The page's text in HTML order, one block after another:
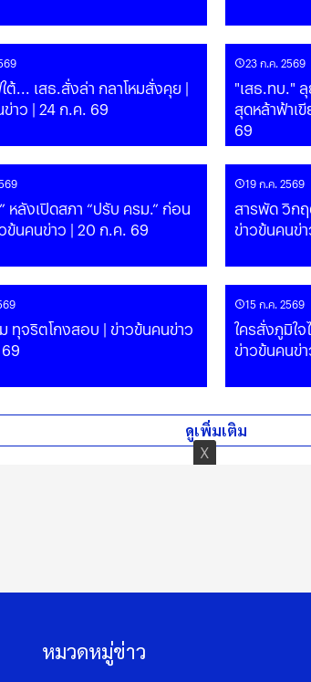
ต้... เสธ.สั่งล่า กลาโหมสั่งคุย |
าว | 24 ก.ค. 69
23 ก.ค. 2569
"เสธ.ทบ."
สุดหล้าฟ้าเ
69
หลังเปิดสภา “ปรับ ครม.” ก่อน
ข่าวข้นคนข่าว | 20 ก.ค. 69
19 ก.ค. 2569
สารพัด วิก
ข่าวข้นคนข่
ทุจริตโกงสอบ | ข่าวข้นคนข่าว
15 ก.ค. 2569
ใครสั่งภูมิใ
ข่าวข้นคนข่
ดูเพิ่มเติม
หมวดหมู่ข่าว